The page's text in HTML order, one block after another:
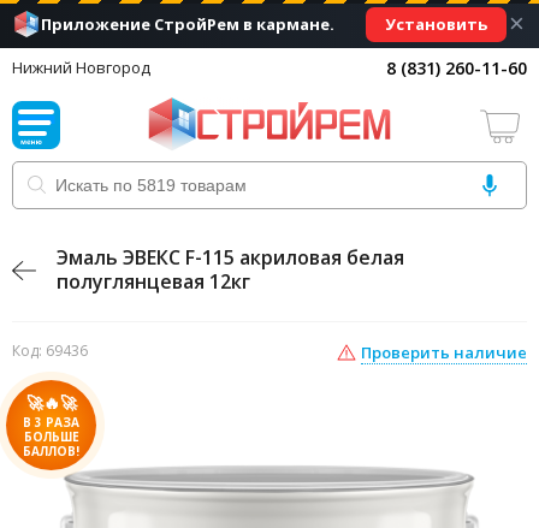
Приложение СтройРем в кармане. Установить ×
Нижний Новгород 8 (831) 260-11-60
Эмаль ЭВЕКС F-115 акриловая белая
полуглянцевая 12кг
Код: 69436 Проверить наличие
🚀🔥🚀
В 3 РАЗА
БОЛЬШЕ
БАЛЛОВ!